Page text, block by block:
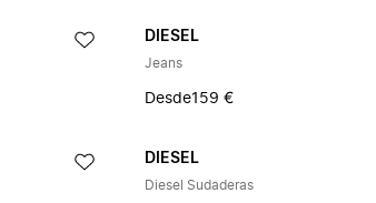
DIESEL
Jeans
Desde159 €
DIESEL
Diesel Sudaderas